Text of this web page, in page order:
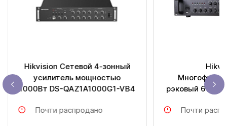
Hikvision Сетевой 4-зонный
усилитель мощностью
1000Вт DS-QAZ1A1000G1-VB4
Почти распродано
рэковый 6-
Почти